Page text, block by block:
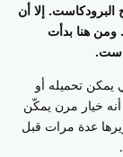
إلا أن
هنا بدأت
تحميله أو
خيار مرن يمكّن
عدة مرات قبل